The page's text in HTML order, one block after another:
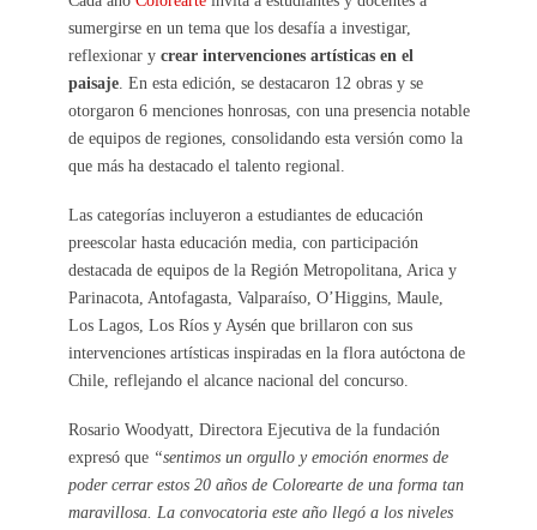
sumergirse en un tema que los desafía a investigar,
reflexionar y crear intervenciones artísticas en el
paisaje. En esta edición, se destacaron 12 obras y se
otorgaron 6 menciones honrosas, con una presencia notable
de equipos de regiones, consolidando esta versión como la
que más ha destacado el talento regional.
Las categorías incluyeron a estudiantes de educación
preescolar hasta educación media, con participación
destacada de equipos de la Región Metropolitana, Arica y
Parinacota, Antofagasta, Valparaíso, O’Higgins, Maule,
Los Lagos, Los Ríos y Aysén que brillaron con sus
intervenciones artísticas inspiradas en la flora autóctona de
Chile, reflejando el alcance nacional del concurso.
Rosario Woodyatt, Directora Ejecutiva de la fundación
expresó que “sentimos un orgullo y emoción enormes de
poder cerrar estos 20 años de Colorearte de una forma tan
maravillosa. La convocatoria este año llegó a los niveles